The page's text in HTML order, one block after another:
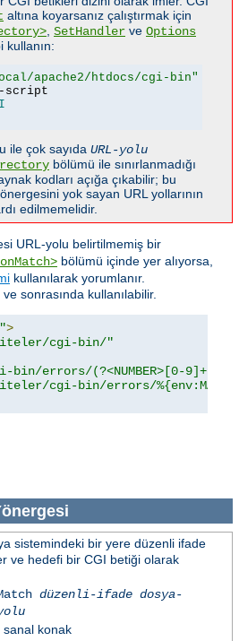
altına koyarsanız çalıştırmak için
SetHandler ve Options
kullanın:
apache2/htdocs/cgi-bin"
script
ile çok sayıda URL-yolu
bölümü ile sınırlanmadığı
kodları açığa çıkabilir; bu
yok sayan URL yollarının
edilmemelidir.
URL-yolu belirtilmemiş bir
bölümü içinde yer alıyorsa,
kullanılarak yorumlanır.
sonrasında kullanılabilir.
>
cgi-bin/"
bin/errors/(?<NUMBER>[0-9]+)"
cgi-bin/errors/
sistemindeki bir yere düzenli ifade
ve hedefi bir CGI betiği olarak
düzenli-ifade dosya-
konak